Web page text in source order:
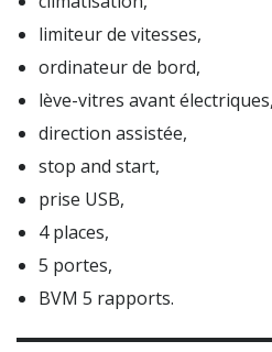
limiteur de vitesses,
ordinateur de bord,
lève-vitres avant électriques,
direction assistée,
stop and start,
prise USB,
4 places,
5 portes,
BVM 5 rapports.